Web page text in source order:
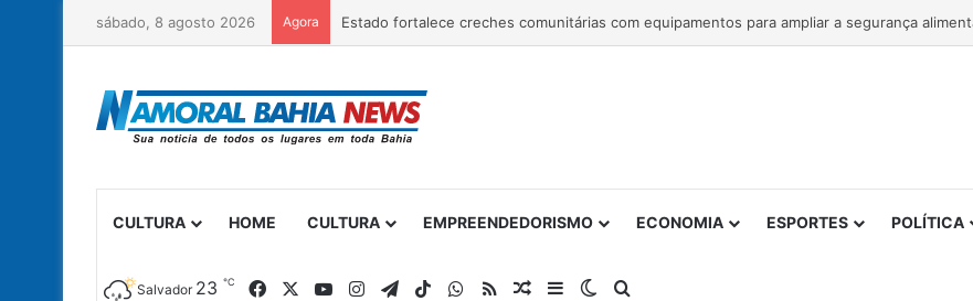
sábado, 8 agosto 2026 Agora
CULTURA HOME CULTURA EMPREENDEDORISMO ECONOMIA ESPORTES POLÍTICA
Salvador 23 ℃ FacebookYouTubeInstagram
TelegramTikTokWhatsApp
RSSArtigo Aleatório
Barra Lateral
Switch skin
Procurar por